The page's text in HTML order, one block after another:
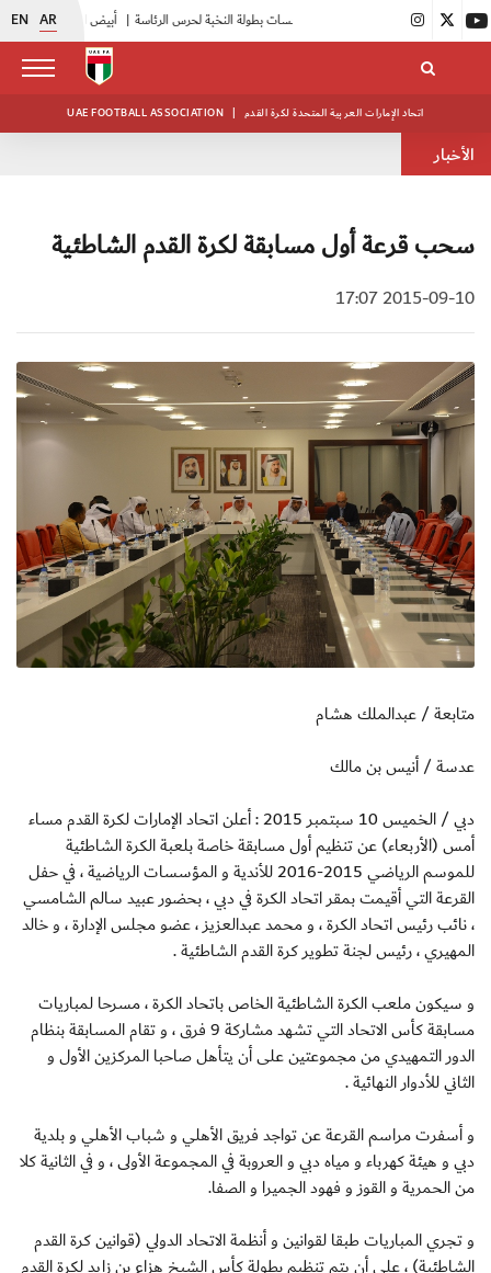
EN AR أبيض الشباب يواصل تدريباته في معسكره بأبوظبي |
UAE FOOTBALL ASSOCIATION | اتحاد الإمارات العربية المتحدة لكرة القدم
الأخبار
سحب قرعة أول مسابقة لكرة القدم الشاطئية
2015-09-10 17:07
متابعة / عبدالملك هشام
عدسة / أنيس بن مالك
دبي / الخميس 10 سبتمبر 2015 : أعلن اتحاد الإمارات لكرة القدم مساء
أمس (الأربعاء) عن تنظيم أول مسابقة خاصة بلعبة الكرة الشاطئية
للموسم الرياضي 2015-2016 للأندية و المؤسسات الرياضية ، في حفل
القرعة التي أقيمت بمقر اتحاد الكرة في دبي ، بحضور عبيد سالم الشامسي
، نائب رئيس اتحاد الكرة ، و محمد عبدالعزيز ، عضو مجلس الإدارة ، و خالد
المهيري ، رئيس لجنة تطوير كرة القدم الشاطئية .
و سيكون ملعب الكرة الشاطئية الخاص باتحاد الكرة ، مسرحا لمباريات
مسابقة كأس الاتحاد التي تشهد مشاركة 9 فرق ، و تقام المسابقة بنظام
الدور التمهيدي من مجموعتين على أن يتأهل صاحبا المركزين الأول و
الثاني للأدوار النهائية .
و أسفرت مراسم القرعة عن تواجد فريق الأهلي و شباب الأهلي و بلدية
دبي و هيئة كهرباء و مياه دبي و العروبة في المجموعة الأولى ، و في الثانية كلا
من الحمرية و القوز و فهود الجميرا و الصفا.
و تجري المباريات طبقا لقوانين و أنظمة الاتحاد الدولي (قوانين كرة القدم
الشاطئية) ، على أن يتم تنظيم بطولة كأس الشيخ هزاع بن زايد لكرة القدم